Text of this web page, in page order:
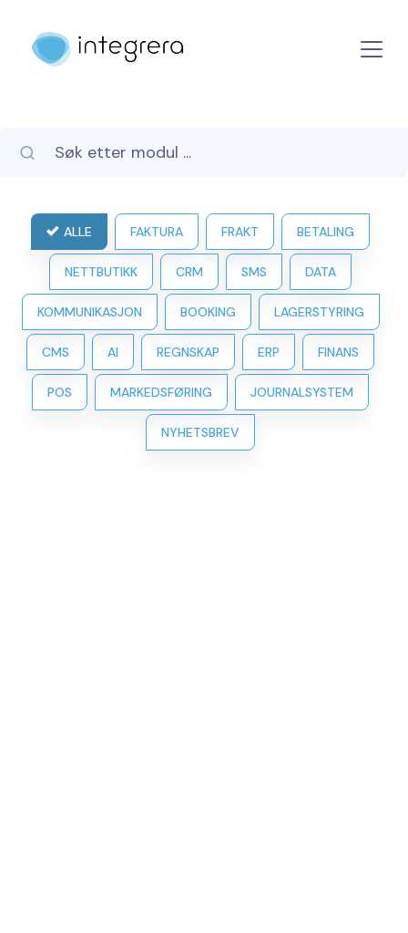
ALLE FAKTURA FRAKT BETALING
NETTBUTIKK CRM SMS DATA
KOMMUNIKASJON BOOKING LAGERSTYRING
CMS AI REGNSKAP ERP FINANS
POS MARKEDSFØRING JOURNALSYSTEM
NYHETSBREV